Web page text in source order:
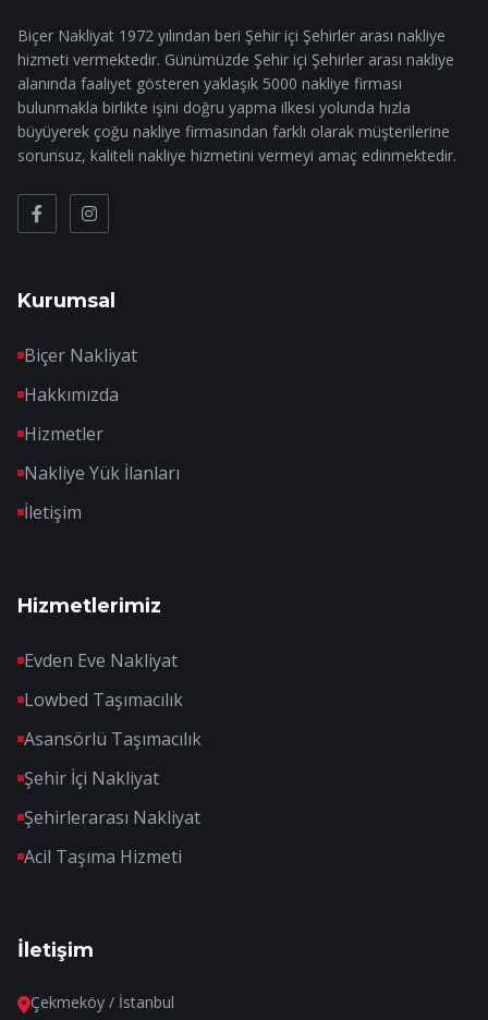
Biçer Nakliyat 1972 yılından beri Şehir içi Şehirler arası nakliye
hizmeti vermektedir. Günümüzde Şehir içi Şehirler arası nakliye
alanında faaliyet gösteren yaklaşık 5000 nakliye firması
bulunmakla birlikte işini doğru yapma ilkesi yolunda hızla
büyüyerek çoğu nakliye firmasından farklı olarak müşterilerine
sorunsuz, kaliteli nakliye hizmetini vermeyi amaç edinmektedir.
Kurumsal
Biçer Nakliyat
Hakkımızda
Hizmetler
Nakliye Yük İlanları
İletişim
Hizmetlerimiz
Evden Eve Nakliyat
Lowbed Taşımacılık
Asansörlü Taşımacılık
Şehir İçi Nakliyat
Şehirlerarası Nakliyat
Acil Taşıma Hizmeti
İletişim
Çekmeköy / İstanbul